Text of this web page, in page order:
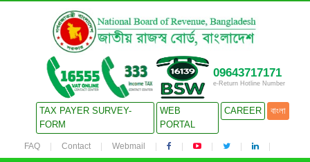
09643717171
e-Return Hotline Number
TAX PAYER SURVEY-
FORM
WEB
PORTAL
CAREER বাংলা
FAQ Contact Webmail